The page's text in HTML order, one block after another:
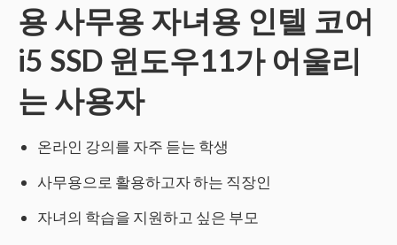
용 사무용 자녀용 인텔 코어
i5 SSD 윈도우11가 어울리
는 사용자
온라인 강의를 자주 듣는 학생
사무용으로 활용하고자 하는 직장인
자녀의 학습을 지원하고 싶은 부모